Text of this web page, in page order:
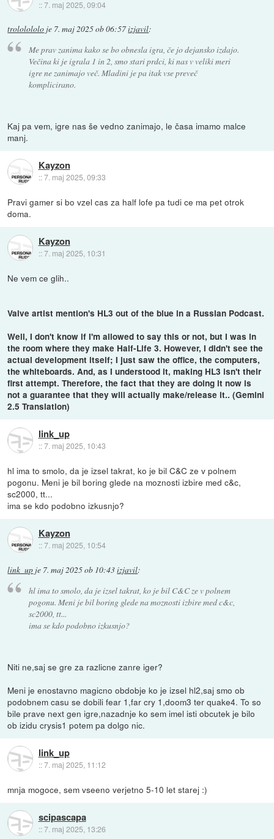
::7. maj 2025, 09:04
trololololo je 7. maj 2025 ob 06:57izjavil:
Me prav zanima kako se bo obnesla igra, če jo dejansko izdajo.
Večina ki je igrala 1 in 2, smo stari prdci, ki nas v veliki meri
igre ne zanimajo več. Mladini je pa itak vse preveč
komplicirano.
Kaj pa vem, igre nas še vedno zanimajo, le časa imamo malce
manj.
Kayzon
::7. maj 2025, 09:33
Pravi gamer si bo vzel cas za half lofe pa tudi ce ma pet otrok
doma.
Kayzon
::7. maj 2025, 10:31
Ne vem ce glih..
Valve artist mention's HL3 out of the blue in a Russian Podcast.
Well, I don't know if I'm allowed to say this or not, but I was in
the room where they make Half-Life 3. However, I didn't see the
actual development itself; I just saw the office, the computers,
the whiteboards. And, as I understood it, making HL3 isn't their
first attempt. Therefore, the fact that they are doing it now is
not a guarantee that they will actually make/release it.. (Gemini
2.5 Translation)
link_up
::7. maj 2025, 10:43
hl ima to smolo, da je izsel takrat, ko je bil C&C ze v polnem
pogonu. Meni je bil boring glede na moznosti izbire med c&c,
sc2000, tt...
ima se kdo podobno izkusnjo?
Kayzon
::7. maj 2025, 10:54
link_up je 7. maj 2025 ob 10:43izjavil:
hl ima to smolo, da je izsel takrat, ko je bil C&C ze v polnem
pogonu. Meni je bil boring glede na moznosti izbire med c&c,
sc2000, tt...
ima se kdo podobno izkusnjo?
Niti ne,saj se gre za razlicne zanre iger?
Meni je enostavno magicno obdobje ko je izsel hl2,saj smo ob
podobnem casu se dobili fear 1,far cry 1,doom3 ter quake4. To so
bile prave next gen igre,nazadnje ko sem imel isti obcutek je bilo
ob izidu crysis1 potem pa dolgo nic.
link_up
::7. maj 2025, 11:12
mnja mogoce, sem vseeno verjetno 5-10 let starej :)
scipascapa
::7. maj 2025, 13:26